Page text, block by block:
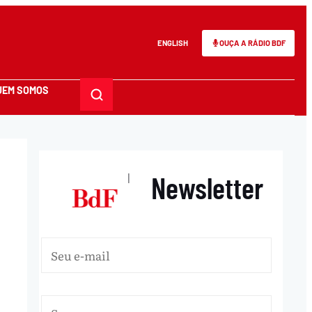
ENGLISH OUÇA A RÁDIO BDF
SOMOS
| Newsletter